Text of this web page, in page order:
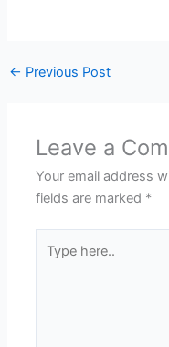
← Previous Post
Leave a
Your email address
fields are marked *
here..